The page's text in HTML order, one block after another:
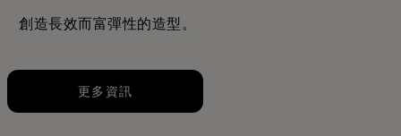
創造長效而富彈性的造型。
更多資訊